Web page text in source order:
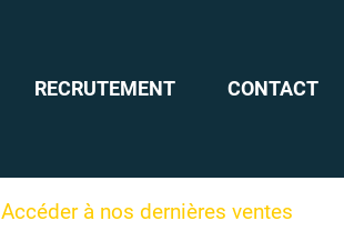
RECRUTEMENT CONTACT
Accéder à nos dernières ventes